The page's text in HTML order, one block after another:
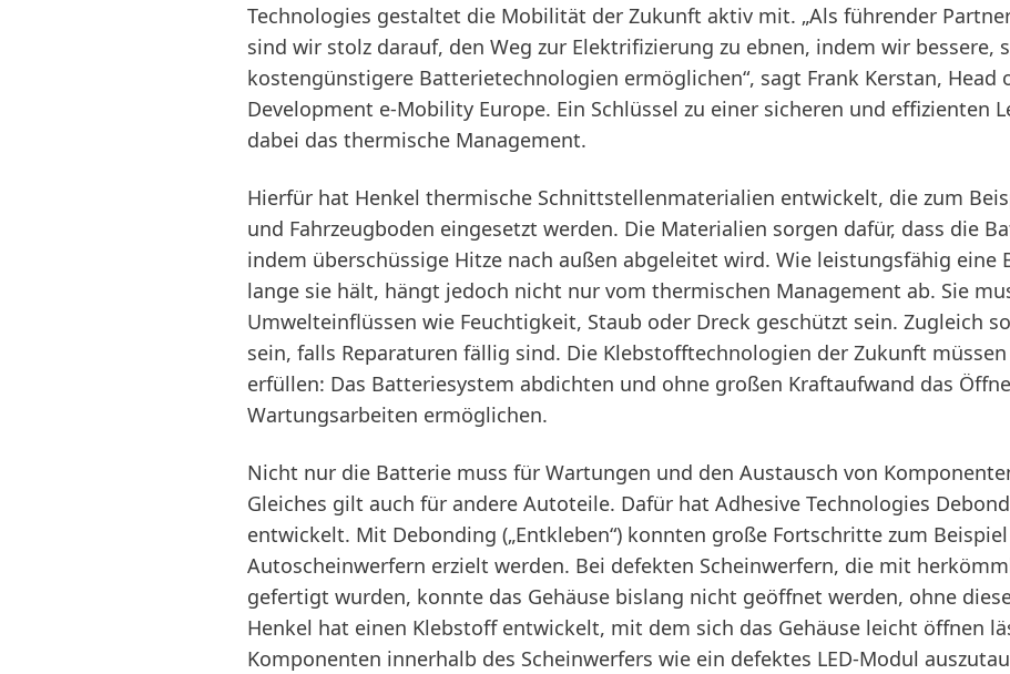
Technologies gestaltet die Mobilität der Zukunft aktiv mit. „Als führender
sind wir stolz darauf, den Weg zur Elektrifizierung zu ebnen, indem wir bessere,
kostengünstigere Batterietechnologien ermöglichen“, sagt Frank Kerstan, Head
Development e-Mobility Europe. Ein Schlüssel zu einer sicheren und effizienten
dabei das thermische Management.
Hierfür hat Henkel thermische Schnittstellenmaterialien entwickelt, die zum
und Fahrzeugboden eingesetzt werden. Die Materialien sorgen dafür, dass die
indem überschüssige Hitze nach außen abgeleitet wird. Wie leistungsfähig eine
lange sie hält, hängt jedoch nicht nur vom thermischen Management ab. Sie
Umwelteinflüssen wie Feuchtigkeit, Staub oder Dreck geschützt sein. Zugleich
sein, falls Reparaturen fällig sind. Die Klebstofftechnologien der Zukunft
erfüllen: Das Batteriesystem abdichten und ohne großen Kraftaufwand das
Wartungsarbeiten ermöglichen.
Nicht nur die Batterie muss für Wartungen und den Austausch von
Gleiches gilt auch für andere Autoteile. Dafür hat Adhesive Technologies
entwickelt. Mit Debonding („Entkleben“) konnten große Fortschritte zum
Autoscheinwerfern erzielt werden. Bei defekten Scheinwerfern, die mit
gefertigt wurden, konnte das Gehäuse bislang nicht geöffnet werden, ohne
Henkel hat einen Klebstoff entwickelt, mit dem sich das Gehäuse leicht öffnen
Komponenten innerhalb des Scheinwerfers wie ein defektes LED-Modul